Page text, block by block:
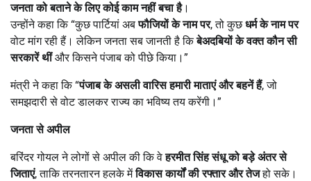
जनता को बताने के लिए कोई काम नहीं बचा है।
उन्होंने कहा कि “कुछ पार्टियां अबफौजियों के नाम पर, तो कुछधर्म के नाम पर
वोट मांग रही हैं। लेकिन जनता सब जानती है किबेअदबियों के वक्त कौन सी
सरकारें थींऔर किसने पंजाब को पीछे किया।”
मंत्री ने कहा कि “पंजाब के असली वारिस हमारी माताएं और बहनें हैं, जो
समझदारी से वोट डालकर राज्य का भविष्य तय करेंगी।”
जनता से अपील
बरिंदर गोयल ने लोगों से अपील की कि वेहरमीत सिंह संधू को बड़े अंतर से
जिताएं, ताकि तरनतारन हलके मेंविकास कार्यों की रफ्तार और तेजहो सके।